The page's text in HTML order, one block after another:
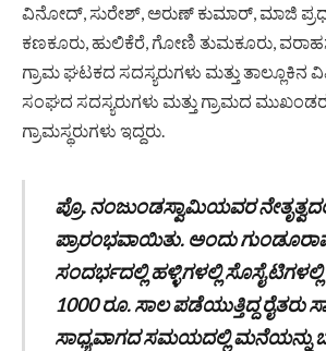
ವಿನೋದ್, ಸುರೇಶ್, ಅರುಣ್ ಕುಮಾರ್, ಮಾಜಿ
ಕಣಕೂರು, ಹುಲಿಕೆರೆ, ಗೋಣಿ ತುಮಕೂರು,
ಗ್ರಾಮ ಘಟಕದ ಸದಸ್ಯರುಗಳು ಮತ್ತು ತಾಲ್ಲೂಕಿನ
ಸಂಘದ ಸದಸ್ಯರುಗಳು ಮತ್ತು ಗ್ರಾಮದ
ಗ್ರಾಮಸ್ಥರುಗಳು ಇದ್ದರು.
ಪ್ರೊ. ನಂಜುಂಡಸ್ವಾಮಿಯವರ
ಪ್ರಾರಂಭವಾಯಿತು. ಅಂದು
ಸಂದರ್ಭದಲ್ಲಿ ಹಳ್ಳಿಗಳಲ್ಲಿ
1000 ರೂ. ಸಾಲ ಪಡೆಯುತ್ತಿದ್ದ ರೈತರು
ಸಾಧ್ಯವಾಗದ ಸಮಯದಲ್ಲಿ ಮನೆಯನ್ನು